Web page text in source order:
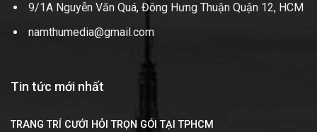
9/1A Nguyễn Văn Quá, Đông Hưng Thuận Quận 12, HCM
namthumedia@gmail.com
Tin tức mới nhất
TRANG TRÍ CƯỚI HỎI TRỌN GÓI TẠI TPHCM